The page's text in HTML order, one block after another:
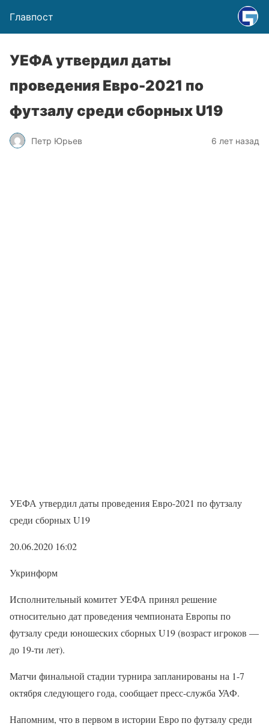
Главпост
УЕФА утвердил даты
проведения Евро-2021 по
футзалу среди сборных U19
Петр Юрьев 6 лет назад
УЕФА утвердил даты проведения Евро-2021 по футзалу
среди сборных U19
20.06.2020 16:02
Укринформ
Исполнительный комитет УЕФА принял решение
относительно дат проведения чемпионата Европы по
футзалу среди юношеских сборных U19 (возраст игроков —
до 19-ти лет).
Матчи финальной стадии турнира запланированы на 1-7
октября следующего года, сообщает пресс-служба УАФ.
Напомним, что в первом в истории Евро по футзалу среди